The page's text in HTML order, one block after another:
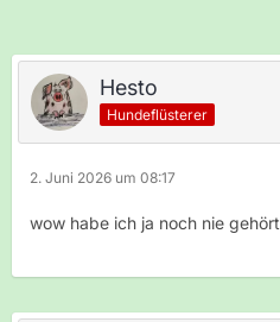
Hesto
Hundeflüsterer
2. Juni 2026 um 08:17
wow habe ich ja noch nie